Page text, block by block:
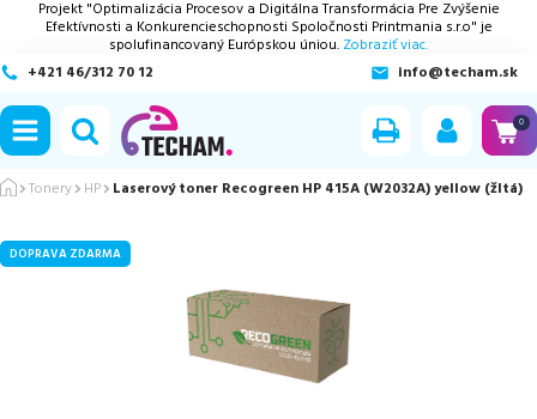
Projekt "Optimalizácia Procesov a Digitálna Transformácia Pre Zvýšenie
Efektívnosti a Konkurencieschopnosti Spoločnosti Printmania s.r.o" je
spolufinancovaný Európskou úniou. Zobraziť viac.
+421 46/312 70 12
info@techam.sk
0
Tonery HP Laserový toner Recogreen HP 415A (W2032A) yellow (žltá)
DOPRAVA ZDARMA